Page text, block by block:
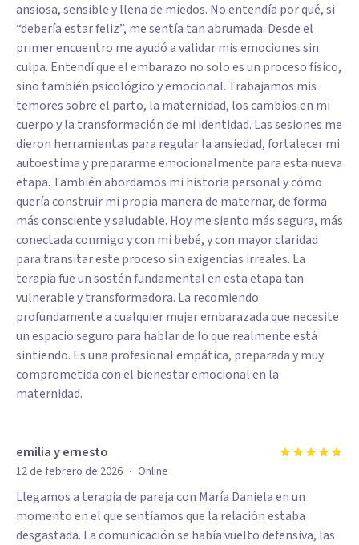
ansiosa, sensible y llena de miedos. No entendía por qué, si
“debería estar feliz”, me sentía tan abrumada. Desde el
primer encuentro me ayudó a validar mis emociones sin
culpa. Entendí que el embarazo no solo es un proceso físico,
sino también psicológico y emocional. Trabajamos mis
temores sobre el parto, la maternidad, los cambios en mi
cuerpo y la transformación de mi identidad. Las sesiones me
dieron herramientas para regular la ansiedad, fortalecer mi
autoestima y prepararme emocionalmente para esta nueva
etapa. También abordamos mi historia personal y cómo
quería construir mi propia manera de maternar, de forma
más consciente y saludable. Hoy me siento más segura, más
conectada conmigo y con mi bebé, y con mayor claridad
para transitar este proceso sin exigencias irreales. La
terapia fue un sostén fundamental en esta etapa tan
vulnerable y transformadora. La recomiendo
profundamente a cualquier mujer embarazada que necesite
un espacio seguro para hablar de lo que realmente está
sintiendo. Es una profesional empática, preparada y muy
comprometida con el bienestar emocional en la
maternidad.
emilia y ernesto
12 de febrero de 2026 · Online
Llegamos a terapia de pareja con María Daniela en un
momento en el que sentíamos que la relación estaba
desgastada. La comunicación se había vuelto defensiva, las